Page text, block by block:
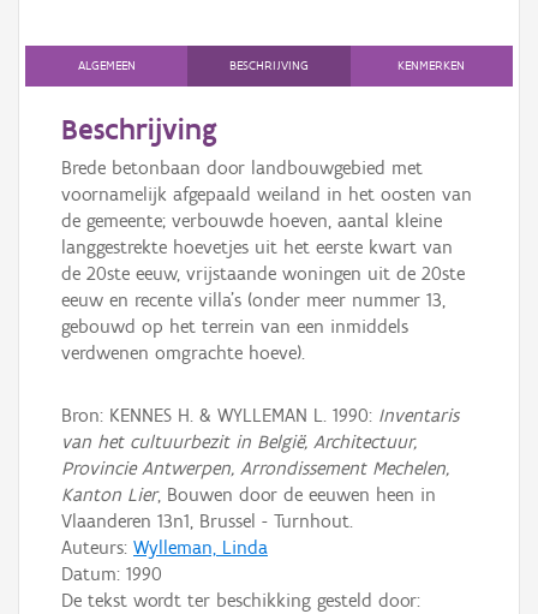
Persoon of collectief
Downloads
Hergebruik
Aanmelden
ALGEMEEN BESCHRIJVING KENMERKEN
Beschrijving
Brede betonbaan door landbouwgebied met
voornamelijk afgepaald weiland in het oosten van
de gemeente; verbouwde hoeven, aantal kleine
langgestrekte hoevetjes uit het eerste kwart van
de 20ste eeuw, vrijstaande woningen uit de 20ste
eeuw en recente villa's (onder meer nummer 13,
gebouwd op het terrein van een inmiddels
verdwenen omgrachte hoeve).
Bron: KENNES H. & WYLLEMAN L. 1990: Inventaris
van het cultuurbezit in België, Architectuur,
Provincie Antwerpen, Arrondissement Mechelen,
Kanton Lier, Bouwen door de eeuwen heen in
Vlaanderen 13n1, Brussel - Turnhout.
Auteurs: Wylleman, Linda
Datum: 1990
De tekst wordt ter beschikking gesteld door: